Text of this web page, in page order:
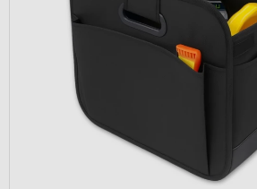
z poprzedniej sesji.